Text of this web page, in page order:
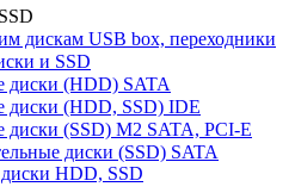
дискам USB box, переходники
и SSD
диски (HDD) SATA
диски (HDD, SSD) IDE
диски (SSD) M2 SATA, PCI-E
диски (SSD) SATA
HDD, SSD